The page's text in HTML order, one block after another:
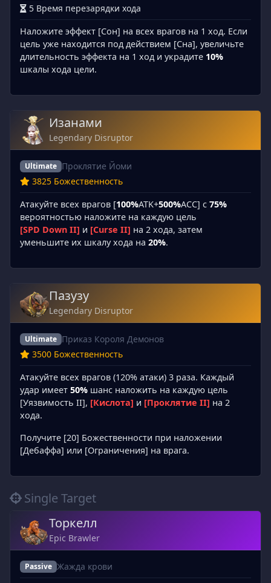
5 Время перезарядки хода
Наложите эффект [Сон] на всех врагов на 1 ход. Если
цель уже находится под действием [Сна], увеличьте
длительность эффекта на 1 ход и украдите 10%
шкалы хода цели.
Изанами
Legendary Disruptor
Ultimate Проклятие Йоми
3825 Божественность
Атакуйте всех врагов [100%ATK+500%ACC] с 75%
вероятностью наложите на каждую цель
[SPD Down II] и [Curse II] на 2 хода, затем
уменьшите их шкалу хода на 20%.
Пазузу
Legendary Disruptor
Ultimate Приказ Короля Демонов
3500 Божественность
Атакуйте всех врагов (120% атаки) 3 раза. Каждый
удар имеет 50% шанс наложить на каждую цель
[Уязвимость II], [Кислота] и [Проклятие II] на 2
хода.
Получите [20] Божественности при наложении
[Дебаффа] или [Ограничения] на врага.
Single Target
Торкелл
Epic Brawler
Passive Жажда крови